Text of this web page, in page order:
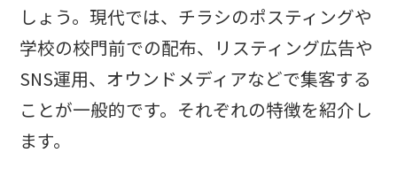
しょう。現代では、チラシのポスティングや
学校の校門前での配布、リスティング広告や
SNS運用、オウンドメディアなどで集客する
ことが一般的です。それぞれの特徴を紹介し
ます。